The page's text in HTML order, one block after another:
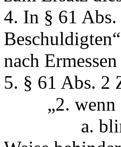
4. In § 61
Beschuldigten“
nach
5. § 61 Abs. 2
„2. wenn
a. blind,